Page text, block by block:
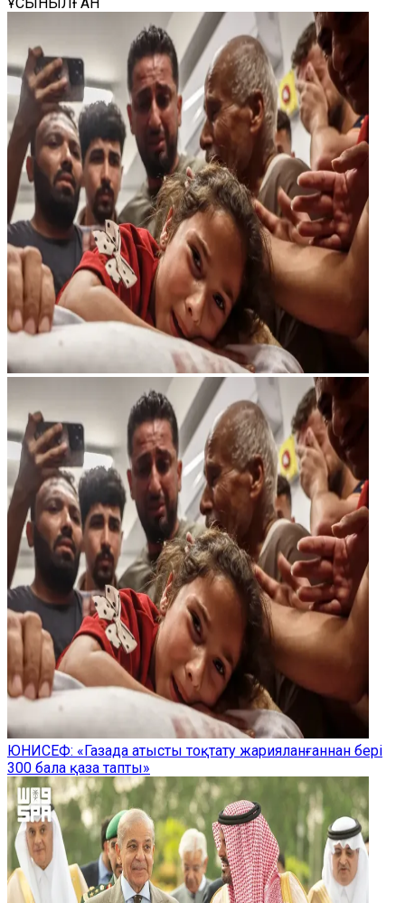
ЮНИСЕФ: «Газада атысты тоқтату жарияланғаннан бері
300 бала қаза тапты»